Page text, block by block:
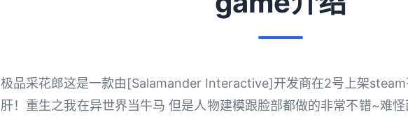
极品采花郎这是一款由[Salamander Interactive]开发商在2号上架steam
肝！重生之我在异世界当牛马 但是人物建模跟脸部都做的非常不错~难